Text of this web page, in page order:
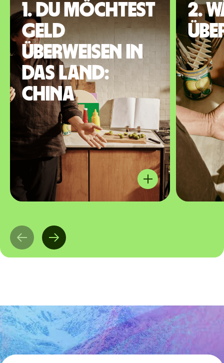
1. Du möchtest
Geld
überweisen in
das Land:
China
2.